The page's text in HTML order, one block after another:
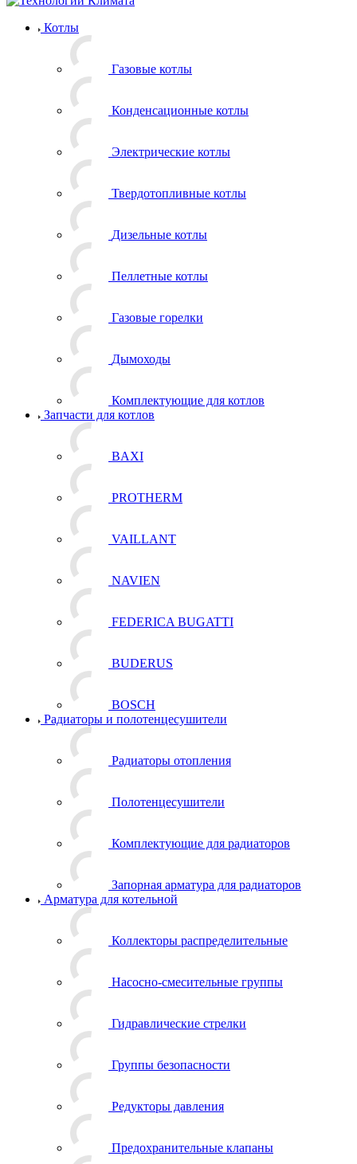
Котлы
Газовые котлы
Конденсационные котлы
Электрические котлы
Твердотопливные котлы
Дизельные котлы
Пеллетные котлы
Газовые горелки
Дымоходы
Комплектующие для котлов
Запчасти для котлов
BAXI
PROTHERM
VAILLANT
NAVIEN
FEDERICA BUGATTI
BUDERUS
BOSCH
Радиаторы и полотенцесушители
Радиаторы отопления
Полотенцесушители
Комплектующие для радиаторов
Запорная арматура для радиаторов
Арматура для котельной
Коллекторы распределительные
Насосно-смесительные группы
Гидравлические стрелки
Группы безопасности
Редукторы давления
Предохранительные клапаны